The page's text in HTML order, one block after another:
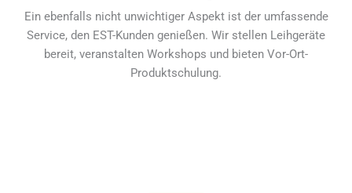
Ein ebenfalls nicht unwichtiger Aspekt ist der umfassende
Service, den EST-Kunden genießen. Wir stellen Leihgeräte
bereit, veranstalten Workshops und bieten Vor-Ort-
Produktschulung.